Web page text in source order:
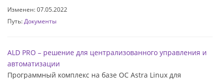
Изменен: 07.05.2022
Путь: Документы
ALD PRO – решение для централизованного управления и
автоматизации
Программный комплекс на базе ОС Astra Linux для